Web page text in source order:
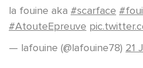
la fouine aka #scarface
#AtouteEpreuve
— lafouine (@lafouine78) 21